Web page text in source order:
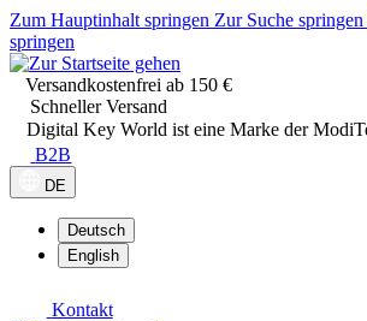
Zum Hauptinhalt springen Zur Suche springen
springen
Versandkostenfrei ab 150 €
Schneller Versand
Digital Key World ist eine Marke der
B2B
DE
Deutsch
English
Kontakt